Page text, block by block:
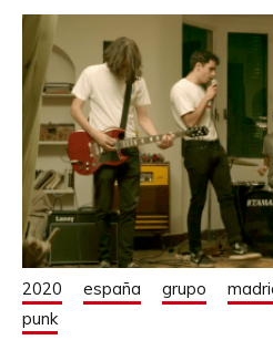
2020 españa grupo
punk